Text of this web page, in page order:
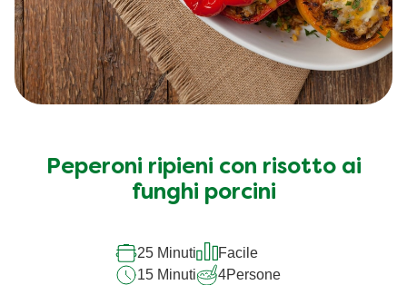
Peperoni ripieni con risotto ai
funghi porcini
25 Minuti
Facile
15 Minuti
4Persone